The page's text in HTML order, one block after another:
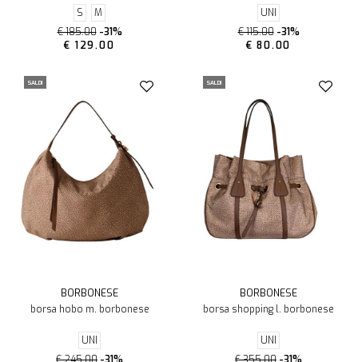
S
M
€ 185.00 -31%
€ 129.00
UNI
€ 115.00 -31%
€ 80.00
SALDI
BORBONESE
borsa hobo m. borbonese
UNI
SALDI
BORBONESE
borsa shopping l. borbonese
UNI